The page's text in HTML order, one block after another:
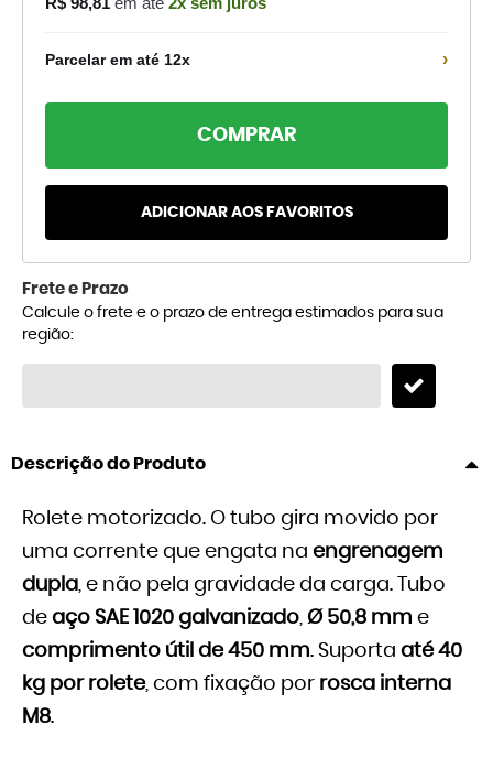
Parcelar em até 12x ›
COMPRAR
ADICIONAR AOS FAVORITOS
Frete e Prazo
Calcule o frete e o prazo de entrega estimados para sua
região:
Descrição do Produto
Rolete motorizado. O tubo gira movido por
uma corrente que engata na engrenagem
dupla, e não pela gravidade da carga. Tubo
de aço SAE 1020 galvanizado, Ø 50,8 mm e
comprimento útil de 450 mm. Suporta até 40
kg por rolete, com fixação por rosca interna
M8.